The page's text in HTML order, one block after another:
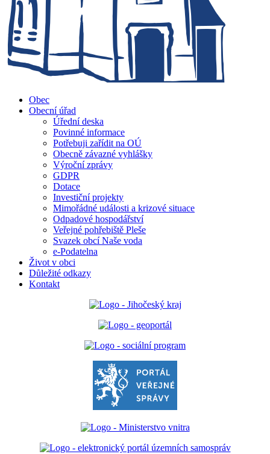
Obec
Obecní úřad
Úřední deska
Povinné informace
Potřebuji zařídit na OÚ
Obecně závazné vyhlášky
Výroční zprávy
GDPR
Dotace
Investiční projekty
Mimořádné události a krizové situace
Odpadové hospodářství
Veřejné pohřebiště Pleše
Svazek obcí Naše voda
e-Podatelna
Život v obci
Důležité odkazy
Kontakt